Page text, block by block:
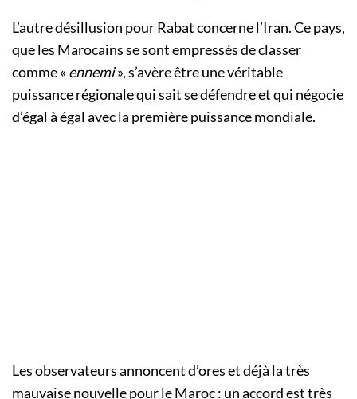
L’autre désillusion pour Rabat concerne l’Iran. Ce pays,
que les Marocains se sont empressés de classer
comme « ennemi», s’avère être une véritable
puissance régionale qui sait se défendre et qui négocie
d’égal à égal avec la première puissance mondiale.
Les observateurs annoncent d’ores et déjà la très
mauvaise nouvelle pour le Maroc : un accord est très